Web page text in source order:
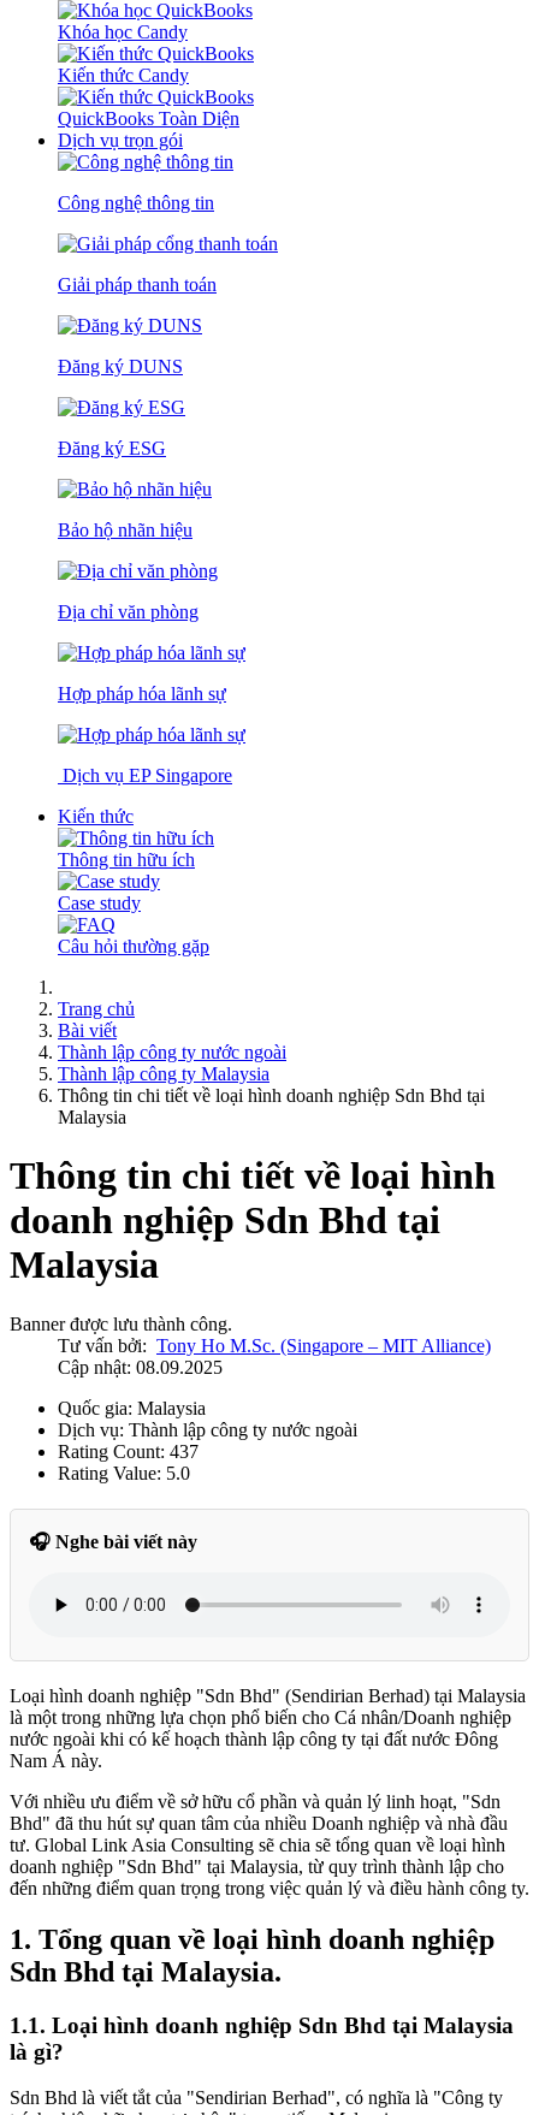
Khóa học Candy
Kiến thức Candy
QuickBooks Toàn Diện
Dịch vụ trọn gói
Công nghệ thông tin
Giải pháp thanh toán
Đăng ký DUNS
Đăng ký ESG
Bảo hộ nhãn hiệu
Địa chỉ văn phòng
Hợp pháp hóa lãnh sự
Dịch vụ EP Singapore
Kiến thức
Thông tin hữu ích
Case study
Câu hỏi thường gặp
Trang chủ
Bài viết
Thành lập công ty nước ngoài
Thành lập công ty Malaysia
Thông tin chi tiết về loại hình doanh nghiệp Sdn Bhd tại
Malaysia
Thông tin chi tiết về loại hình
doanh nghiệp Sdn Bhd tại
Malaysia
Banner được lưu thành công.
Tư vấn bởi: Tony Ho M.Sc. (Singapore – MIT Alliance)
Cập nhật: 08.09.2025
Quốc gia: Malaysia
Dịch vụ: Thành lập công ty nước ngoài
Rating Count: 437
Rating Value: 5.0
🎧 Nghe bài viết này
Loại hình doanh nghiệp "Sdn Bhd" (Sendirian Berhad) tại Malaysia
là một trong những lựa chọn phổ biến cho Cá nhân/Doanh nghiệp
nước ngoài khi có kế hoạch thành lập công ty tại đất nước Đông
Nam Á này.
Với nhiều ưu điểm về sở hữu cổ phần và quản lý linh hoạt, "Sdn
Bhd" đã thu hút sự quan tâm của nhiều Doanh nghiệp và nhà đầu
tư. Global Link Asia Consulting sẽ chia sẽ tổng quan về loại hình
doanh nghiệp "Sdn Bhd" tại Malaysia, từ quy trình thành lập cho
đến những điểm quan trọng trong việc quản lý và điều hành công ty.
1. Tổng quan về loại hình doanh nghiệp
Sdn Bhd tại Malaysia.
1.1. Loại hình doanh nghiệp Sdn Bhd tại Malaysia
là gì?
Sdn Bhd là viết tắt của "Sendirian Berhad", có nghĩa là "Công ty